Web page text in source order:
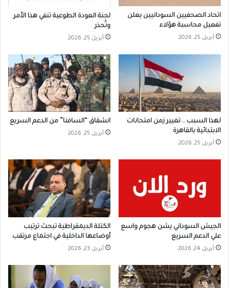
اتحاد الصحفيين السودانيين يعلن
تفعيل محاسبة هؤلاء
أبريل 25, 2026
لجنة العودة الطوعية تنفي هذا الأمر
وتُحذر
أبريل 25, 2026
لهذا السبب .. تغيير زمن امتحانات
الابتدائية بالقاهرة
أبريل 25, 2026
انشقاق “السافنا” من الدعم السريع
أبريل 25, 2026
الجيش السوداني يشن هجوم واسع
علي الدعم السريع
أبريل 24, 2026
الكتلة الديمقراطية تبحث ترتيب
أوضاعها الداخلية في اجتماع مرتقب
أبريل 23, 2026